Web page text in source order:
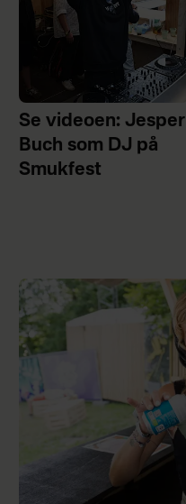
Se videoen: Jesper
Buch som DJ på
Smukfest